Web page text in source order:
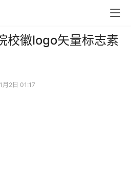
校徽logo矢量标志素
月2日 01:17